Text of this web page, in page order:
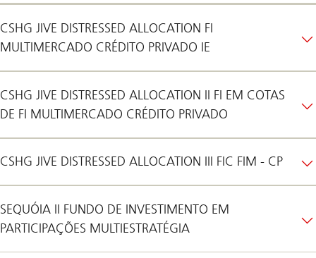
CSHG JIVE DISTRESSED ALLOCATION FI
MULTIMERCADO CRÉDITO PRIVADO IE
CSHG JIVE DISTRESSED ALLOCATION II FI EM COTAS
DE FI MULTIMERCADO CRÉDITO PRIVADO
CSHG JIVE DISTRESSED ALLOCATION III FIC FIM - CP
SEQUÓIA II FUNDO DE INVESTIMENTO EM
PARTICIPAÇÕES MULTIESTRATÉGIA